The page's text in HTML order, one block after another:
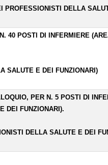
PROFESSIONISTI DELLA
40 POSTI DI INFERMIERE
SALUTE E DEI FUNZIONARI)
PER N. 5 POSTI DI
DEI FUNZIONARI).
DELLA SALUTE E DEI